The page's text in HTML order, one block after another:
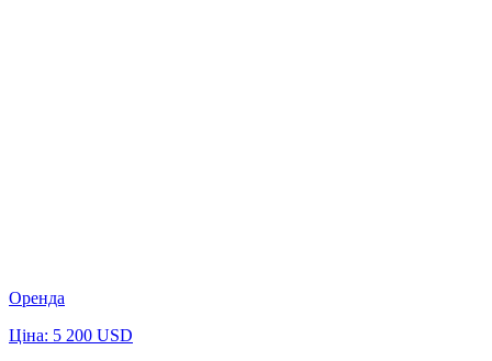
Оренда
Ціна: 5 200 USD